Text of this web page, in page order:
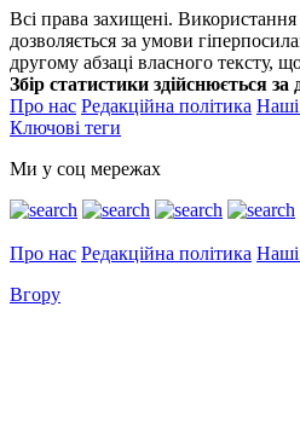
Всі права захищені. Використання
дозволяється за умови
другому абзаці власного тексту,
Збір статистики здійснюється
Про нас Редакційна політика Наші
Ключові теги
Ми у соц мережах
Про нас Редакційна політика Наші
Вгору